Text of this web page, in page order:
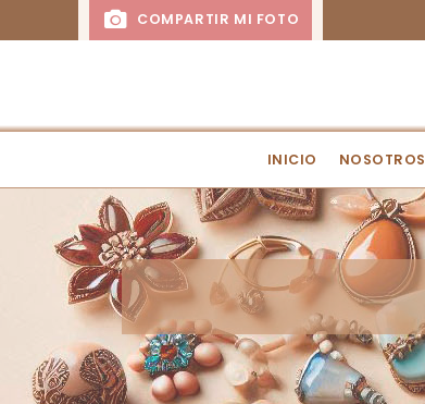
COMPARTIR MI FOTO
INICIO NOSOTROS